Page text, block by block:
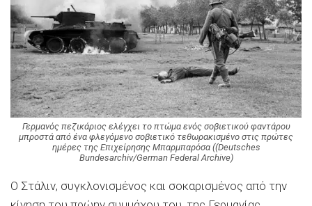
Γερμανός πεζικάριος ελέγχει το πτώμα ενός σοβιετικού φαντάρου
μπροστά από ένα φλεγόμενο σοβιετικό τεθωρακισμένο στις πρώτες
ημέρες της Επιχείρησης Μπαρμπαρόσα ((Deutsches
Bundesarchiv/German Federal Archive)
Ο Στάλιν, συγκλονισμένος και σοκαρισμένος από την